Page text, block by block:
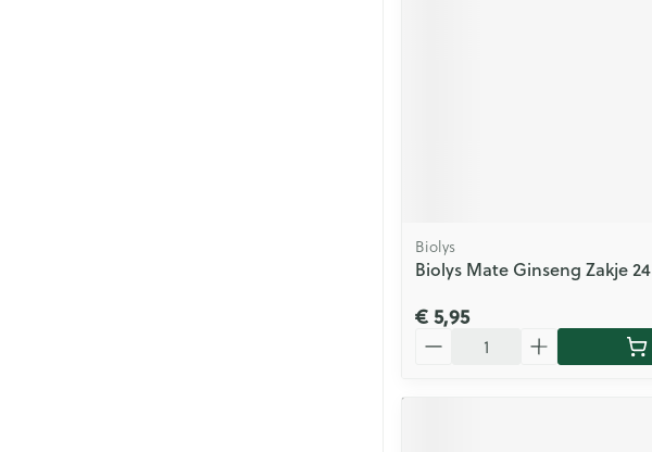
Biolys
Biolys Mate Ginseng Zakje 24
€ 5,95